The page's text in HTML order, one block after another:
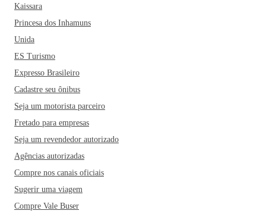
Kaissara
Princesa dos Inhamuns
Unida
ES Turismo
Expresso Brasileiro
Cadastre seu ônibus
Seja um motorista parceiro
Fretado para empresas
Seja um revendedor autorizado
Agências autorizadas
Compre nos canais oficiais
Sugerir uma viagem
Compre Vale Buser